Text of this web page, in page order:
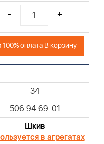
- +
оплата В корзину
34
506 94 69-01
Шкив
в агрегатах